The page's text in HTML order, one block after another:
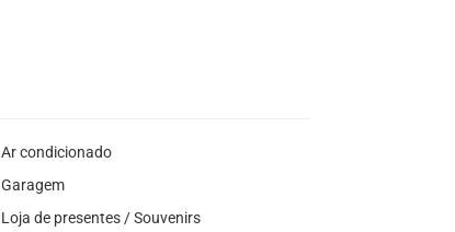
Ar condicionado
Garagem
Loja de presentes / Souvenirs